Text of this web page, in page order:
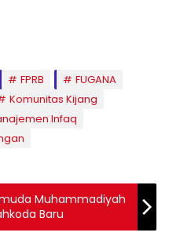
FPRB
FUGANA
Komunitas Kijang
Infaq
Muhammadiyah
Baru